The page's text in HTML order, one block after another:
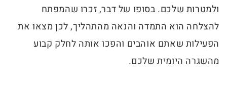
ולמטרות שלכם. בסופו של דבר, זכרו שהמפתח
להצלחה הוא התמדה והנאה מהתהליך, לכן מצאו את
הפעילות שאתם אוהבים והפכו אותה לחלק קבוע
מהשגרה היומית שלכם.